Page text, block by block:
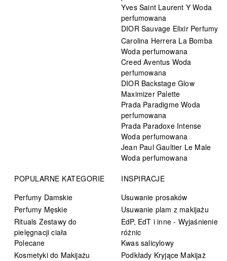
Yves Saint Laurent Y Woda
perfumowana
DIOR Sauvage Elixir Perfumy
Carolina Herrera La Bomba
Woda perfumowana
Creed Aventus Woda
perfumowana
DIOR Backstage Glow
Maximizer Palette
Prada Paradigme Woda
perfumowana
Prada Paradoxe Intense
Woda perfumowana
Jean Paul Gaultier Le Male
Woda perfumowana
POPULARNE KATEGORIE
Perfumy Damskie
Perfumy Męskie
Rituals Zestawy do
pielęgnacji ciała
Polecane
Kosmetyki do Makijażu
INSPIRACJE
Usuwanie prosaków
Usuwanie plam z makijażu
EdP, EdT i inne - Wyjaśnienie
różnic
Kwas salicylowy
Podkłady Kryjące Makijaż